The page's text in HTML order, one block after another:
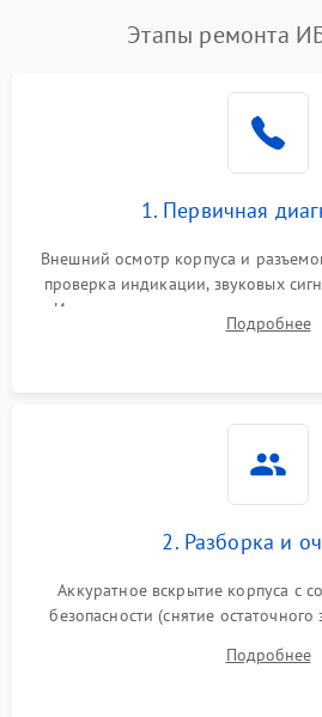
Этапы ремонта
1. Первичная
Внешний осмотр корпуса и
проверка индикации, звуковых
Измерение входного и выходного
реакции ИБП на отключение
Подробнее
2. Разборка и
Аккуратное вскрытие корпуса с
безопасности (снятие остаточного
и кистей для предотвращения
Подробнее